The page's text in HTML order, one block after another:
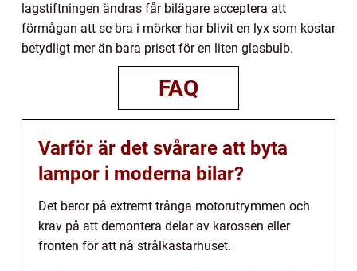
lagstiftningen ändras får bilägare acceptera att
förmågan att se bra i mörker har blivit en lyx som kostar
betydligt mer än bara priset för en liten glasbulb.
FAQ
Varför är det svårare att byta
lampor i moderna bilar?
Det beror på extremt trånga motorutrymmen och
krav på att demontera delar av karossen eller
fronten för att nå strålkastarhuset.